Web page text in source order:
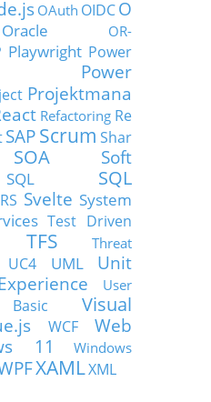
OAuth OIDCO
Oracle
OR-
Playwright Power
Power
Projektmana
Refactoring Re
SAP Scrum Shar
SOA
Soft
SQL
SQL
Svelte System
Test Driven
TFS
Threat
UC4 UML
Unit
User
Visual
WCF
Web
11
Windows
XAMLXML